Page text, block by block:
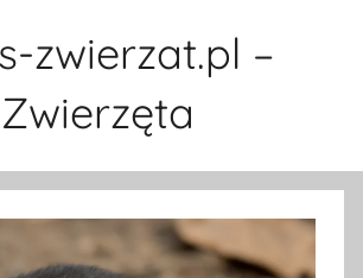
zwierzat.pl –
Zwierzęta